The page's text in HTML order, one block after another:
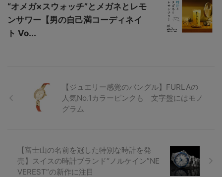
“オメガ×スウォッチ”とメガネとレモ
ンサワー【男の自己満コーディネイ
ト Vo...
【ジュエリー感覚のバングル】FURLAの
人気No.1カラーピンクも 文字盤にはモノ
グラム
【富士山の名前を冠した特別な時計を発
売】スイスの時計ブランド“ノルケイン”NE
VEREST”の新作に注目